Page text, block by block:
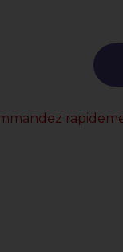
faciliter l'entretien.